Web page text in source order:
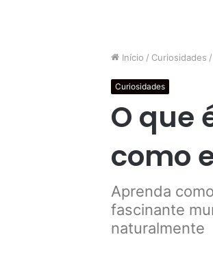
Início / Curiosidades /
Curiosidades
O que
como
Aprenda
fascinante
naturalmente